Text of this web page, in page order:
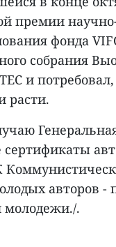
премии
фонда
собрания
и
расти.
сертификаты
авторов -
молодежи./.